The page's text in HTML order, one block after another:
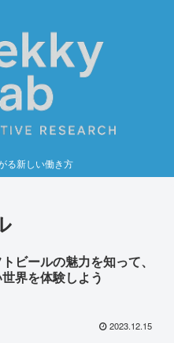
る新しい働き方
ビールの魅力を知って、
界を体験しよう
2023.12.15